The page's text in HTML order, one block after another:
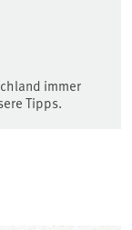
immer
Tipps.